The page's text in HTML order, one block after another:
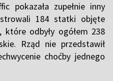
pokazała zupełnie inny
184 statki objęte
które odbyły ogółem 238
Rząd nie przedstawił
choćby jednego